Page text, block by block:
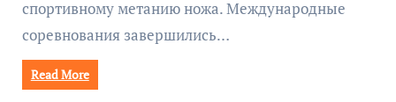
спортивному метанию ножа. Международные
соревнования завершились…
Read More